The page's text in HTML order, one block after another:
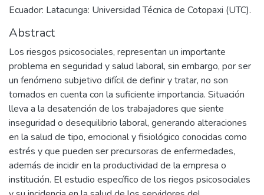
Ecuador: Latacunga: Universidad Técnica de Cotopaxi (UTC).
Abstract
Los riesgos psicosociales, representan un importante
problema en seguridad y salud laboral, sin embargo, por ser
un fenómeno subjetivo difícil de definir y tratar, no son
tomados en cuenta con la suficiente importancia. Situación
lleva a la desatención de los trabajadores que siente
inseguridad o desequilibrio laboral, generando alteraciones
en la salud de tipo, emocional y fisiológico conocidas como
estrés y que pueden ser precursoras de enfermedades,
además de incidir en la productividad de la empresa o
institución. El estudio específico de los riegos psicosociales